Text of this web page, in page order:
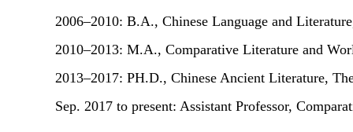
2006–2010: B.A., Chinese Language and
2010–2013: M.A., Comparative Literature and
2013–2017: PH.D., Chinese Ancient Literature,
Sep. 2017 to present: Assistant Professor,